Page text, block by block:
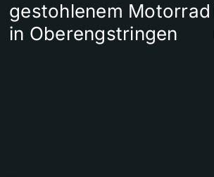
gestohlenem Motorrad
in Oberengstringen